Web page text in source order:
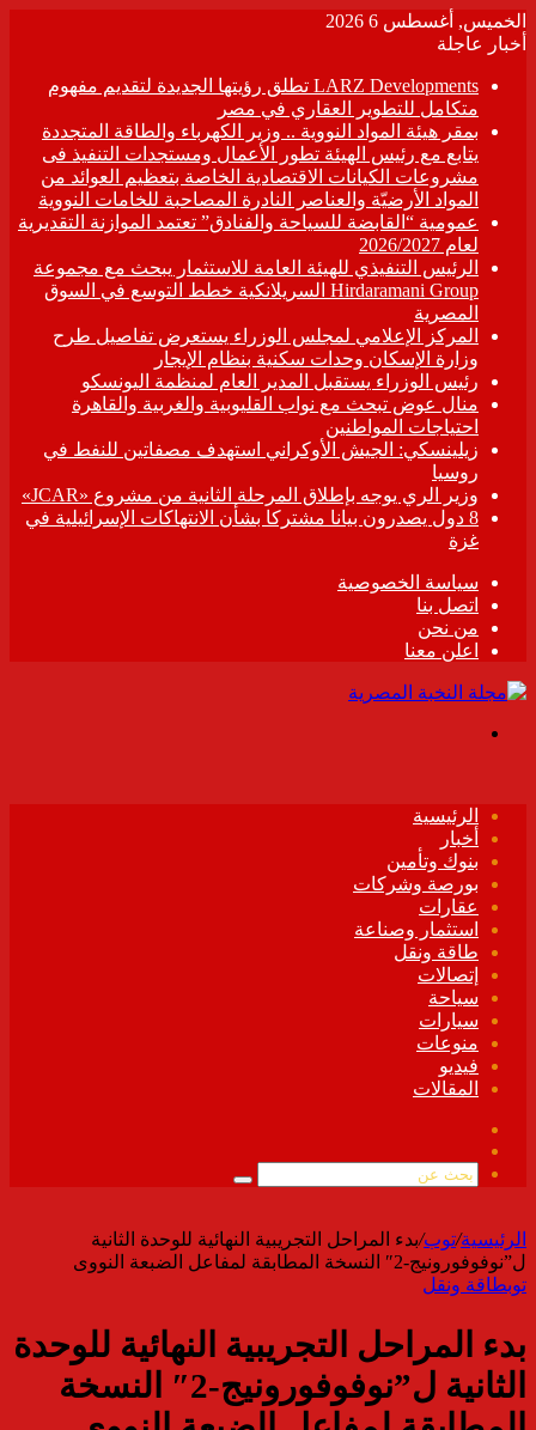
الخميس, أغسطس 6 2026
أخبار عاجلة
LARZ Developments تطلق رؤيتها الجديدة لتقديم مفهوم
متكامل للتطوير العقاري في مصر
بمقر هيئة المواد النووية .. وزير الكهرباء والطاقة المتجددة
يتابع مع رئيس الهيئة تطور الأعمال ومستجدات التنفيذ فى
مشروعات الكيانات الاقتصادية الخاصة بتعظيم العوائد من
المواد الأرضيّة والعناصر النادرة المصاحبة للخامات النووية
عمومية “القابضة للسياحة والفنادق” تعتمد الموازنة التقديرية
لعام 2026/2027
الرئيس التنفيذي للهيئة العامة للاستثمار يبحث مع مجموعة
Hirdaramani Group السريلانكية خطط التوسع في السوق
المصرية
المركز الإعلامي لمجلس الوزراء يستعرض تفاصيل طرح
وزارة الإسكان وحدات سكنية بنظام الإيجار
رئيس الوزراء يستقبل المدير العام لمنظمة اليونسكو
منال عوض تبحث مع نواب القليوبية والغربية والقاهرة
احتياجات المواطنين
زيلينسكي: الجيش الأوكراني استهدف مصفاتين للنفط في
روسيا
وزير الري يوجه بإطلاق المرحلة الثانية من مشروع «JCAR»
8 دول يصدرون بيانا مشتركا بشأن الانتهاكات الإسرائيلية في
غزة
سياسة الخصوصية
اتصل بنا
من نحن
اعلن معنا
الرئيسية
أخبار
بنوك وتأمين
بورصة وشركات
عقارات
استثمار وصناعة
طاقة ونقل
إتصالات
سياحة
سيارات
منوعات
فيديو
المقالات
الموقع
بحث
الرئيسية/توب/بدء المراحل التجريبية النهائية للوحدة الثانية
ل”نوفوفورونيج-2″ النسخة المطابقة لمفاعل الضبعة النووى
توبطاقة ونقل
بدء المراحل التجريبية النهائية للوحدة
الثانية ل”نوفوفورونيج-2″ النسخة